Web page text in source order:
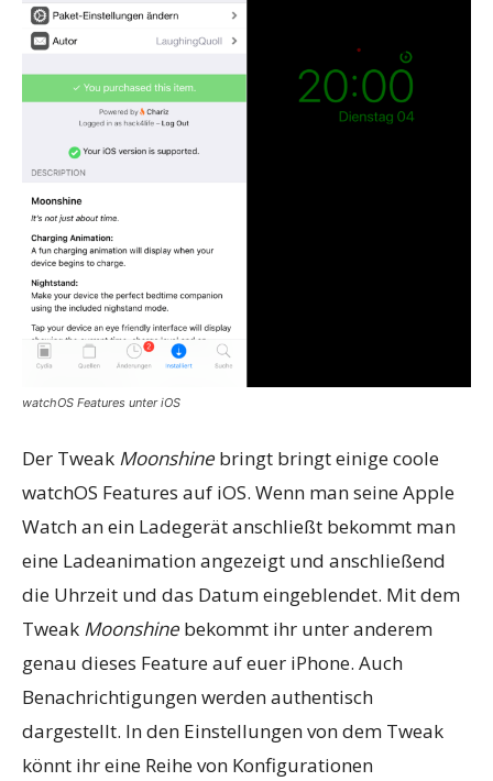
watchOS Features unter iOS
Der Tweak Moonshine bringt bringt einige coole
watchOS Features auf iOS. Wenn man seine Apple
Watch an ein Ladegerät anschließt bekommt man
eine Ladeanimation angezeigt und anschließend
die Uhrzeit und das Datum eingeblendet. Mit dem
Tweak Moonshine bekommt ihr unter anderem
genau dieses Feature auf euer iPhone. Auch
Benachrichtigungen werden authentisch
dargestellt. In den Einstellungen von dem Tweak
könnt ihr eine Reihe von Konfigurationen